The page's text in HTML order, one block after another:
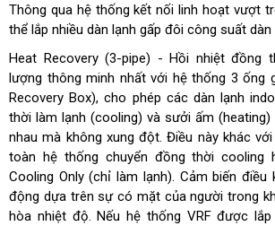
Thông qua hệ thống kết nối linh hoạt vượt
thể lắp nhiều dàn lạnh gấp đôi công suất dàn
Heat Recovery (3-pipe) - Hồi nhiệt đồng
lượng thông minh nhất với hệ thống 3 ống
Recovery Box), cho phép các dàn lạnh
thời làm lạnh (cooling) và sưởi ấm
nhau mà không xung đột. Điều này khác
toàn hệ thống chuyển đồng thời cooling
Cooling Only (chỉ làm lạnh). Cảm biến điều
động dựa trên sự có mặt của người trong
hòa nhiệt độ. Nếu hệ thống VRF được